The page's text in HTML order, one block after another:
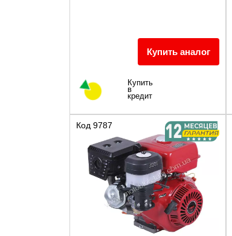
Купить аналог
Купить
в
кредит
Код 9787